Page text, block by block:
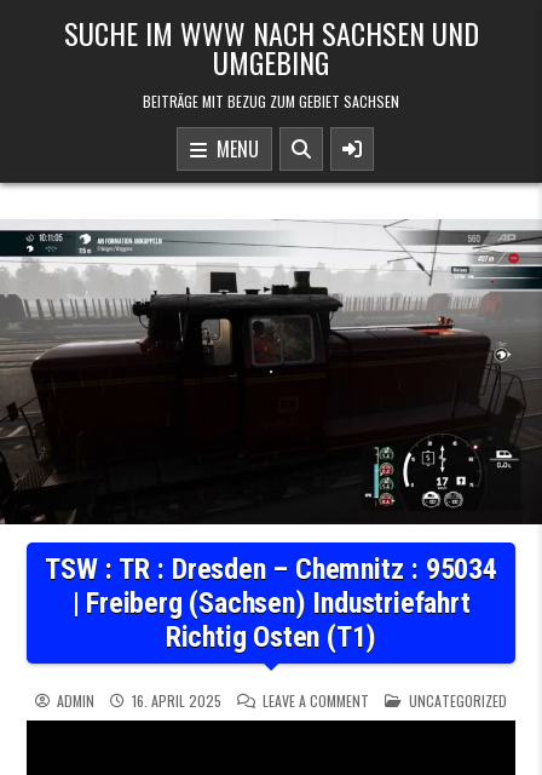
SUCHE IM WWW NACH SACHSEN UND
UMGEBING
BEITRÄGE MIT BEZUG ZUM GEBIET SACHSEN
MENU
TSW : TR : Dresden – Chemnitz : 95034
| Freiberg (Sachsen) Industriefahrt
Richtig Osten (T1)
ADMIN 16. APRIL 2025 LEAVE A COMMENT ON TSW : TR : DRESDEN –
POSTED IN
UNCATEGORIZED